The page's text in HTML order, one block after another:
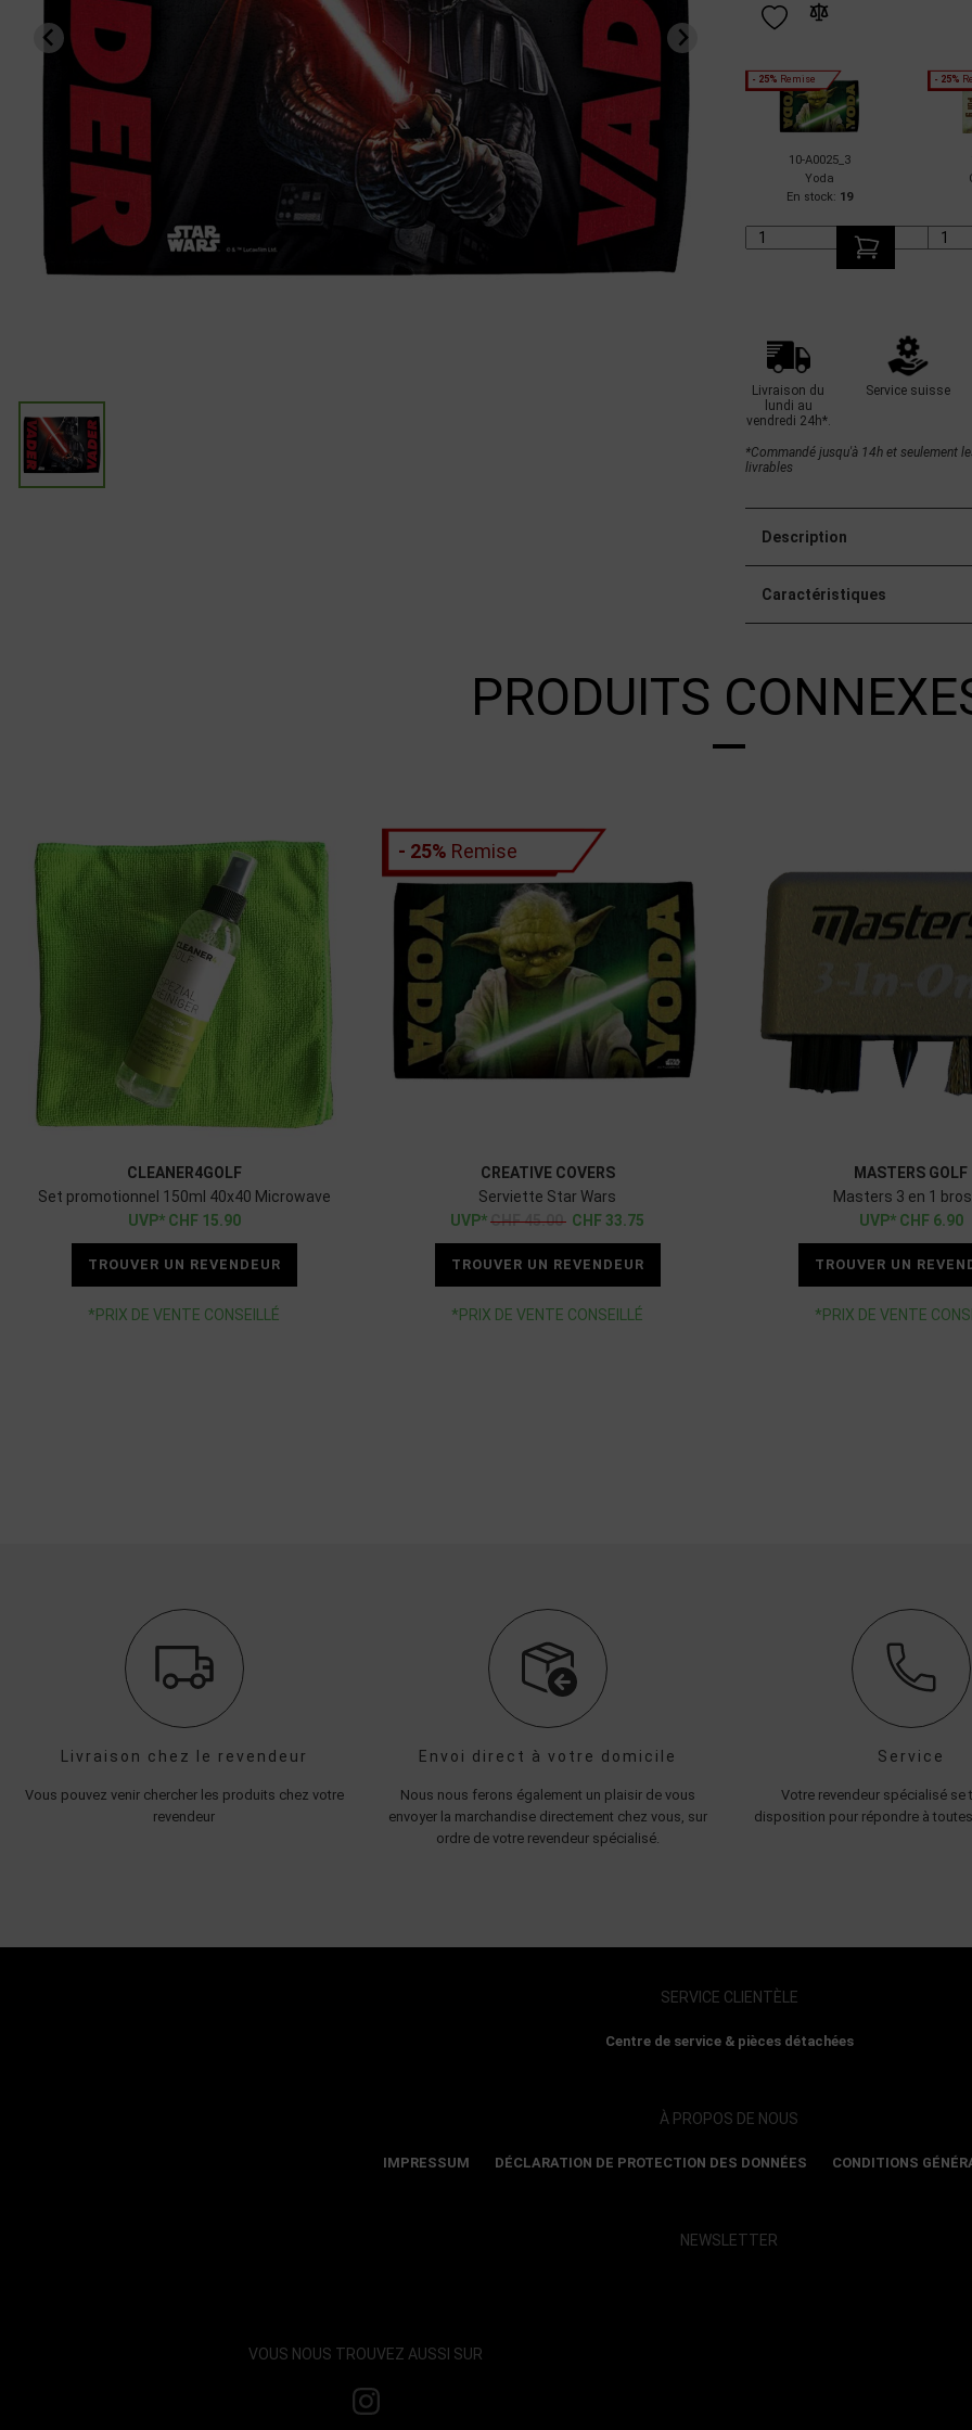
- 25% Remise
10-A0025_3
Yoda
En stock: 19
- 25%
Livraison du
lundi au
vendredi 24h*.
Service suisse
*Commandé jusqu'à 14h et seulement
livrables
Description
Caractéristiques
PRODUITS
CLEANER4GOLF
Set promotionnel 150ml 40x40 Microwave
CHF 15.90
TROUVER UN REVENDEUR
*PRIX DE VENTE CONSEILLÉ
- 25% Remise
CREATIVE COVERS
Serviette Star Wars
CHF45.00 CHF 33.75
TROUVER UN REVENDEUR
*PRIX DE VENTE CONSEILLÉ
MASTERS GOLF
Masters 3 en 1
CHF 6.90
TROUVER UN
*PRIX DE VENTE
Livraison chez le revendeur
Vous pouvez venir chercher les produits chez votre
revendeur
Envoi direct à votre domicile
Nous nous ferons également un plaisir de vous
envoyer la marchandise directement chez vous, sur
ordre de votre revendeur spécialisé.
Service
Votre revendeur spécialisé se
disposition pour répondre à
SERVICE CLIENTÈLE
Centre de service & pièces détachées
À PROPOS DE NOUS
IMPRESSUM DÉCLARATION DE PROTECTION DES DONNÉES CONDITIONS
NEWSLETTER
VOUS NOUS TROUVEZ AUSSI SUR